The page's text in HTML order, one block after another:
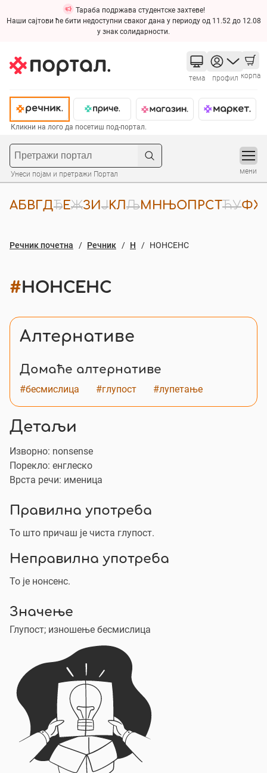
Тараба подржава студентске захтеве!
Наши сајтови ће бити недоступни сваког дана у периоду од 11.52 до 12.08
у знак солидарности.
тема профил корпа
Кликни на лого да посетиш под-портал.
Унеси појам и претражи Портал мени
АБВГ ДЂЕЖЗИЈКЛЉМНЊОПРС Т ЋУФХ
Речник почетна Речник Н НОНСЕНС
#НОНСЕНС
Алтернативе
Домаће алтернативе
#бесмислица #глупост #лупетање
Детаљи
Изворно: nonsense
Порекло: енглеско
Врста речи: именица
Правилна употреба
То што причаш је чиста глупост.
Неправилна употреба
То је нонсенс.
Значење
Глупост; изношење бесмислица